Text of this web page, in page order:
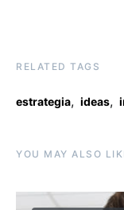
RELATED TAGS
estrategia, ideas,
YOU MAY ALSO